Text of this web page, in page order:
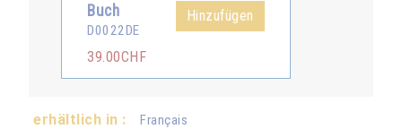
Buch
D0022DE
39.00CHF
Hinzufügen
erhältlich in : Français